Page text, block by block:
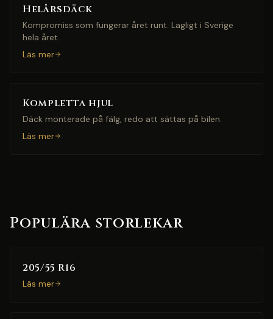
Helårsdäck
Kompromiss som fungerar året runt. Lagligt i Sverige
hela året.
Läs mer
Kompletta hjul
Däck monterade på fälg, redo att sättas på bilen.
Läs mer
Populära storlekar
205/55 R16
Läs mer